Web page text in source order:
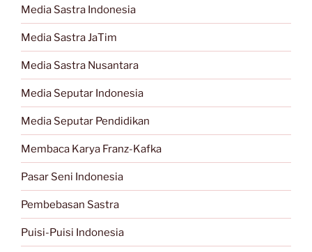
Media Sastra Indonesia
Media Sastra JaTim
Media Sastra Nusantara
Media Seputar Indonesia
Media Seputar Pendidikan
Membaca Karya Franz-Kafka
Pasar Seni Indonesia
Pembebasan Sastra
Puisi-Puisi Indonesia